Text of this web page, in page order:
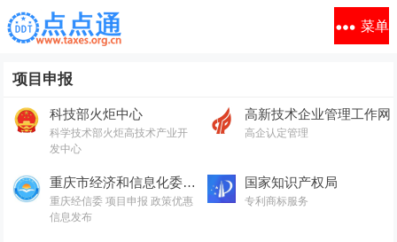
菜单
项目申报
科技部火炬中心
科学技术部火炬高技术产业开
发中心
高新技术企业管理工作网
高企认定管理
重庆市经济和信息化委员会
重庆经信委 项目申报 政策优惠
信息发布
国家知识产权局
专利商标服务